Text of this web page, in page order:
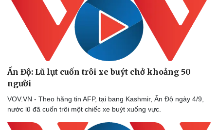
Ấn Độ: Lũ lụt cuốn trôi xe buýt chở khoảng 50
người
VOV.VN - Theo hãng tin AFP, tại bang Kashmir, Ấn Độ ngày 4/9,
nước lũ đã cuốn trôi một chiếc xe buýt xuống vực.